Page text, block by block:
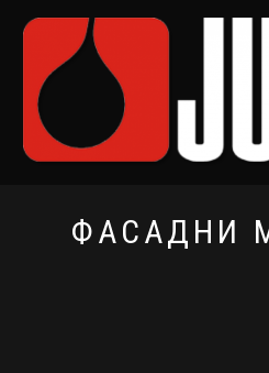
ФАСАДНИ